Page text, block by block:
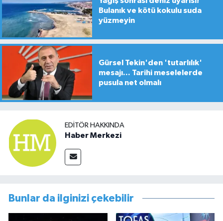
Bulanık ve kötü kokulu suda
yüzmeyin
Gürsel Tekin'den 'tutarlılık'
mesajı... Tarihi meselelerde
pusula net olmalı
EDITÖR HAKKINDA
Haber Merkezi
Bunlar da ilginizi çekebilir